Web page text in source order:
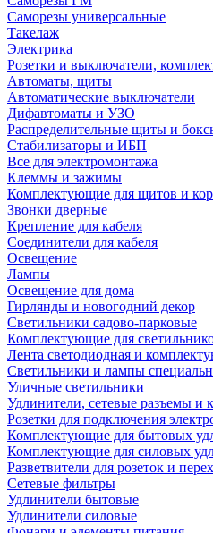
Саморезы универсальные
Такелаж
Электрика
Розетки и выключатели,
Автоматы, щиты
Автоматические выключатели
Дифавтоматы и УЗО
Распределительные щиты и
Стабилизаторы и ИБП
Все для электромонтажа
Клеммы и зажимы
Комплектующие для щитов и
Звонки дверные
Крепление для кабеля
Соединители для кабеля
Освещение
Лампы
Освещение для дома
Гирлянды и новогодний декор
Светильники садово-парковые
Комплектующие для
Лента светодиодная и
Светильники и лампы
Уличные светильники
Удлинители, сетевые разъемы и
Розетки для подключения
Комплектующие для бытовых
Комплектующие для силовых
Разветвители для розеток и
Сетевые фильтры
Удлинители бытовые
Удлинители силовые